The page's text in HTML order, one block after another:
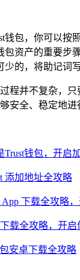
钱包，你可以按
包资产的重要步
少的，将助记词
程并不复杂，
安全、稳定地
Trust钱包，开启
添加地址全攻略
App 下载全攻略
载全攻略，开
安卓下载全攻略